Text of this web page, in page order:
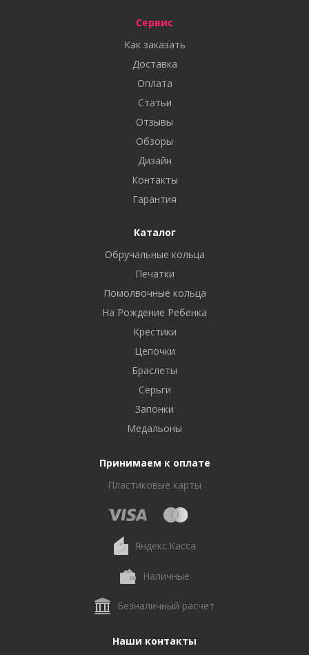
Сервис
Как заказать
Доставка
Оплата
Статьи
Отзывы
Обзоры
Дизайн
Контакты
Гарантия
Каталог
Обручальные кольца
Печатки
Помолвочные кольца
На Рождение Ребенка
Крестики
Цепочки
Браслеты
Серьги
Запонки
Медальоны
Принимаем к оплате
Пластиковые карты
Яндекс.Касса
Наличные
Безналичный расчет
Наши контакты